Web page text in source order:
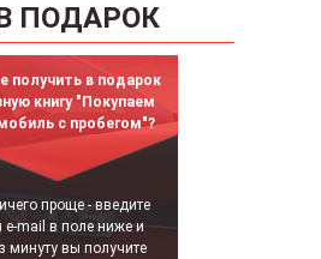
ПОДАРОК
получить в подарок
книгу "Покупаем
с пробегом"?
проще - введите
e-mail в поле ниже и
минуту вы получите